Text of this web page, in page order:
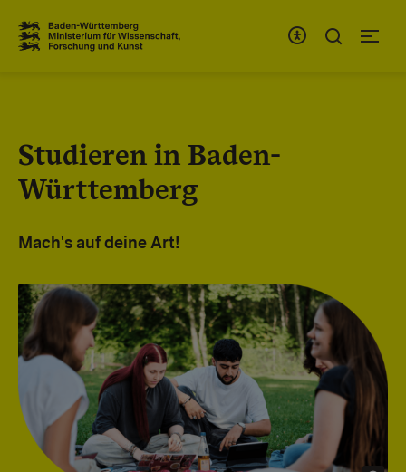
Studieren in Baden-
Württemberg
Mach's auf deine Art!